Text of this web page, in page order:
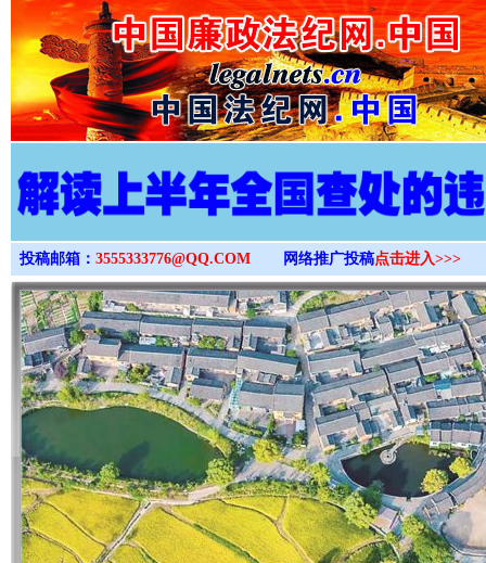
>
投稿邮箱： 3555333776@QQ.COM 网络推广投稿点击进入>>>